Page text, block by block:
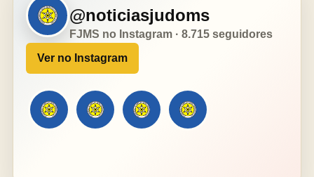
@noticiasjudoms
FJMS no Instagram · 8.715 seguidores
Ver no Instagram